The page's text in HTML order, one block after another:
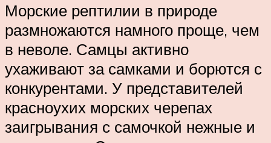
Морские рептилии в природе
размножаются намного проще, чем
в неволе. Самцы активно
ухаживают за самками и борются с
конкурентами. У представителей
красноухих морских черепах
заигрывания с самочкой нежные и